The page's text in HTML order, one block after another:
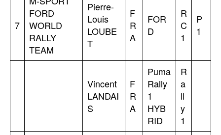
7
FORD
WORLD
RALLY
TEAM
Pierre-
Louis
LOUBE
T
F
R
A
FOR
D
R
C
1
P
1
Vincent
LANDAI
S
F
R
A
Puma
Rally
1
HYB
RID
R
a
ll
y
1